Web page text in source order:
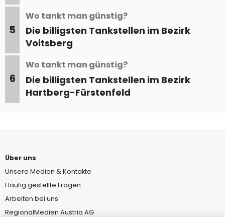
5
Wo tankt man günstig?
Die billigsten Tankstellen im Bezirk
Voitsberg
6
Wo tankt man günstig?
Die billigsten Tankstellen im Bezirk
Hartberg-Fürstenfeld
Über uns
Unsere Medien & Kontakte
Häufig gestellte Fragen
Arbeiten bei uns
RegionalMedien Austria AG